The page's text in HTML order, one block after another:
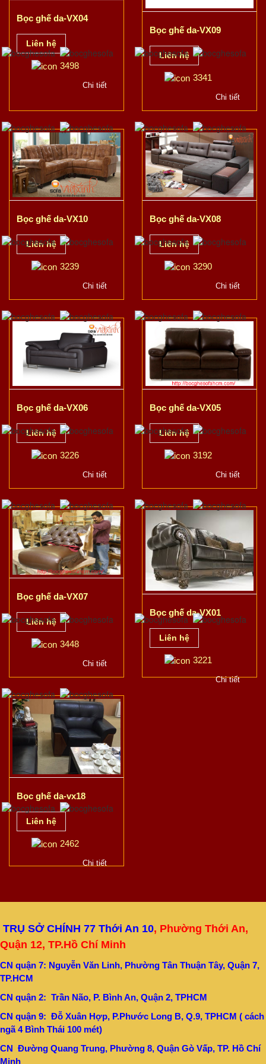
Bọc ghế da-VX04
Liên hệ
3498
Chi tiết
Bọc ghế da-VX09
Liên hệ
3341
Chi tiết
Bọc ghế da-VX10
Liên hệ
3239
Chi tiết
Bọc ghế da-VX08
Liên hệ
3290
Chi tiết
Bọc ghế da-VX06
Liên hệ
3226
Chi tiết
Bọc ghế da-VX05
Liên hệ
3192
Chi tiết
Bọc ghế da-VX07
Liên hệ
3448
Chi tiết
Bọc ghế da-VX01
Liên hệ
3221
Chi tiết
Bọc ghế da-vx18
Liên hệ
2462
Chi tiết
TRỤ SỞ CHÍNH 77 Thới An 10, Phường Thới An,
Quận 12, TP.Hồ Chí Minh
CN quận 7: Nguyễn Văn Linh, Phường Tân Thuận Tây, Quận 7,
TP.HCM
CN quận 2: Trần Não, P. Bình An, Quận 2, TPHCM
CN quận 9: Đỗ Xuân Hợp, P.Phước Long B, Q.9, TPHCM ( cách
ngã 4 Bình Thái 100 mét)
CN Đường Quang Trung, Phường 8, Quận Gò Vấp, TP. Hồ Chí
Minh